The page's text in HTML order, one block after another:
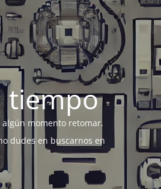
tiempo
momento retomar.
dudes en buscarnos en